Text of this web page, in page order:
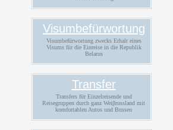
Visumbefürwortung
Visumbefürwortung zwecks Erhalt eines
Visums für die Einreise in die Republik
Belarus
Transfer
Transfers für Einzelreisende und
Reisegruppen durch ganz Weiβrussland mit
komfortablen Autos und Bussen